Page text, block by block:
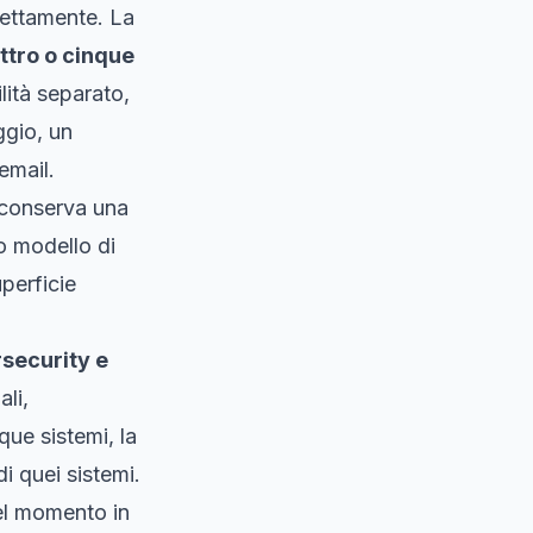
La
o cinque
separato,
un
una
modello di
e
sistemi, la
quei sistemi.
momento in